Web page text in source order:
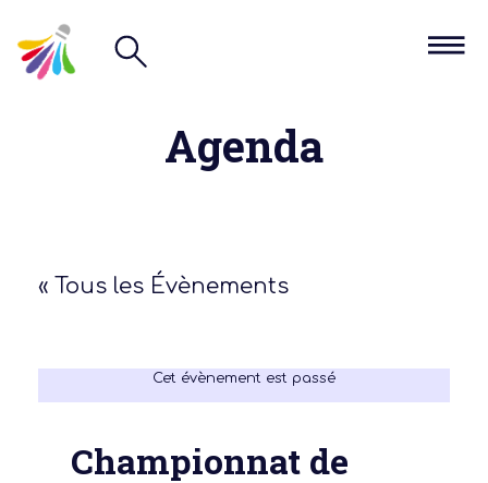
Agenda
« Tous les Évènements
Cet évènement est passé
Championnat de